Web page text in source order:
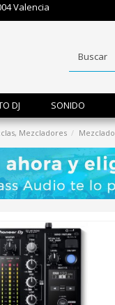
Valencia
DJ SONIDO
Mezcladores